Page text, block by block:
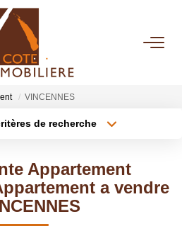
VINCENNES
de recherche
Surface min
Appartement
a vendre